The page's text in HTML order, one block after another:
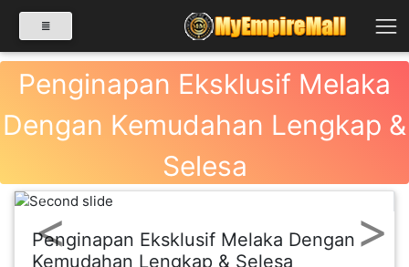
Penginapan Eksklusif Melaka
Dengan Kemudahan Lengkap &
Selesa
Previous Next
Penginapan Eksklusif Melaka Dengan
Kemudahan Lengkap & Selesa
SELECT CATEGORY
PRODUK(0)
BABIES(0)